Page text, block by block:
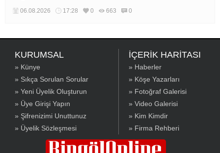
06.08.2026 17:28 0 663 0
KURUMSAL
» Künye
» Sıkça Sorulan Sorular
» Yeni Üyelik Oluşturun
» Üye Girişi Yapın
» Şifrenizimi Unuttunuz
» Üyelik Sözleşmesi
İÇERİK HARİTASI
» Haberler
» Köşe Yazarları
» Fotoğraf Galerisi
» Video Galerisi
» Kim Kimdir
» Firma Rehberi